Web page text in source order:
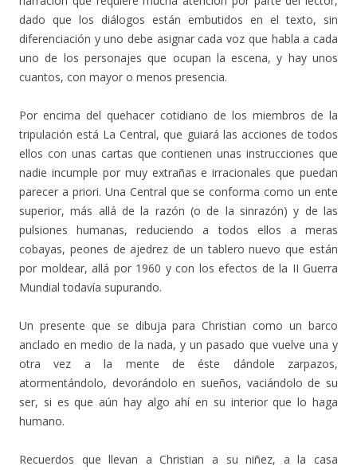
dado que los diálogos están embutidos en el texto, sin
diferenciación y uno debe asignar cada voz que habla a cada
uno de los personajes que ocupan la escena, y hay unos
cuantos, con mayor o menos presencia.
Por encima del quehacer cotidiano de los miembros de la
tripulación está La Central, que guiará las acciones de todos
ellos con unas cartas que contienen unas instrucciones que
nadie incumple por muy extrañas e irracionales que puedan
parecer a priori. Una Central que se conforma como un ente
superior, más allá de la razón (o de la sinrazón) y de las
pulsiones humanas, reduciendo a todos ellos a meras
cobayas, peones de ajedrez de un tablero nuevo que están
por moldear, allá por 1960 y con los efectos de la II Guerra
Mundial todavía supurando.
Un presente que se dibuja para Christian como un barco
anclado en medio de la nada, y un pasado que vuelve una y
otra vez a la mente de éste dándole zarpazos,
atormentándolo, devorándolo en sueños, vaciándolo de su
ser, si es que aún hay algo ahí en su interior que lo haga
humano.
Recuerdos que llevan a Christian a su niñez, a la casa